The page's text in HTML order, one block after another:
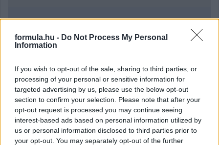
formula.hu - Do Not Process My Personal
Information
If you wish to opt-out of the sale, sharing to third parties, or
processing of your personal or sensitive information for
targeted advertising by us, please use the below opt-out
section to confirm your selection. Please note that after your
opt-out request is processed you may continue seeing
interest-based ads based on personal information utilized by
us or personal information disclosed to third parties prior to
your opt-out. You may separately opt-out of the further
Parc Fermé
6 órája
Az F1-es Német Nagydíj „mindenképpen megvalósul”
Domenicali szerint